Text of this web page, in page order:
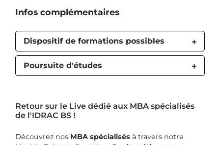
Infos complémentaires
Dispositif de formations possibles
Poursuite d'études
Retour sur le Live dédié aux MBA spécialisés
de l'IDRAC BS !
Découvrez nos MBA spécialisés à travers notre